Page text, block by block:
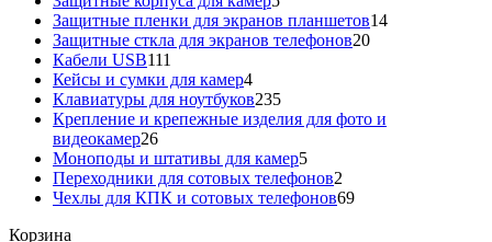
товаров
Защитные пленки для экранов планшетов1414
Защитные сткла для экранов телефонов2020
Кабели USB111
товаров
Кейсы и сумки для камер44
товара
Клавиатуры для ноутбуков235235
товаров
Крепление и крепежные изделия для фото и
видеокамер2626
товаров
Моноподы и штативы для камер55
товаров
Переходники для сотовых телефонов2
товара
Чехлы для КПК и сотовых телефонов6969
Корзина